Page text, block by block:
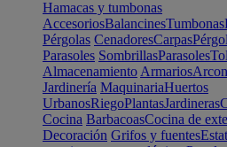
Hamacas y tumbonas
AccesoriosBalancinesTumbonas
Pérgolas CenadoresCarpas
Parasoles SombrillasParasoles
Almacenamiento Armarios
Jardinería MaquinariaHuertos
UrbanosRiegoPlantasJardineras
Cocina BarbacoasCocina de
Decoración Grifos y fuentes